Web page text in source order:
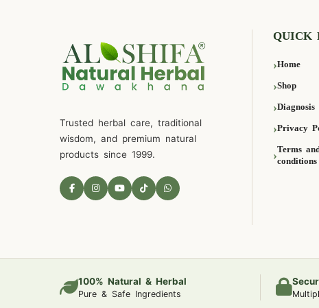
Trusted herbal care, traditional
wisdom, and premium natural
products since 1999.
QUICK
Home
Shop
Diagnosis
Privacy
Terms
conditions
100% Natural & Herbal
Pure & Safe Ingredients